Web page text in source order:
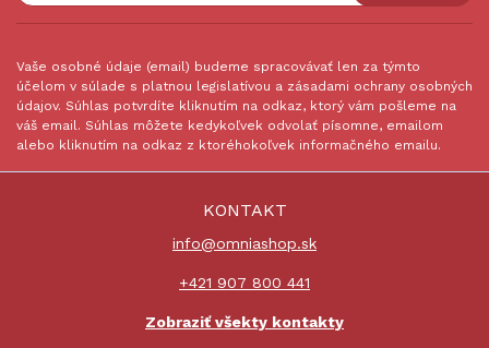
Vaše osobné údaje (email) budeme spracovávať len za týmto
účelom v súlade s platnou legislatívou a zásadami ochrany osobných
údajov. Súhlas potvrdíte kliknutím na odkaz, ktorý vám pošleme na
váš email. Súhlas môžete kedykoľvek odvolať písomne, emailom
alebo kliknutím na odkaz z ktoréhokoľvek informačného emailu.
KONTAKT
info@omniashop.sk
+421 907 800 441
Zobraziť všekty kontakty